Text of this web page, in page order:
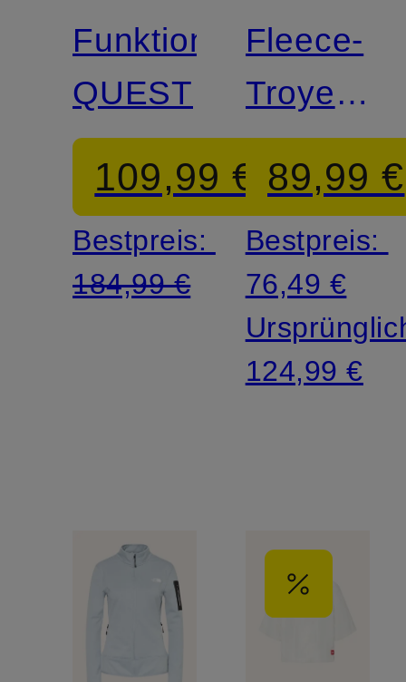
FACE
Funktionsjacke
QUEST
109,99 €
Bestpreis:
184,99 €
FACE
Fleece-
Troyer
YUMIORI
89,99 €
Bestpreis:
76,49 €
124,99 €